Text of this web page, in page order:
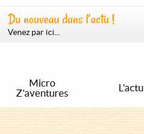
Du nouveau dans l’actu !
Venez par ici...
Micro
Z'aventures
L'actu